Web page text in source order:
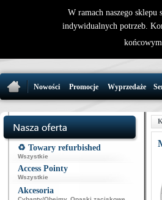
Nowości Promocje Wyprzedaże
♻️ Towary refurbished
Wszystkie
Access Pointy
Wszystkie
Akcesoria
W ramach naszego
indywidualnych potrzeb.